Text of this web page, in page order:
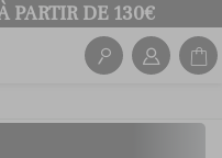
PARTIR DE 130€